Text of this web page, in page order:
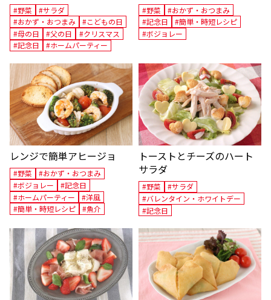
#野菜
#サラダ
#おかず・おつまみ
#こどもの日
#母の日
#父の日
#クリスマス
#記念日
#ホームパーティー
#野菜
#おかず・おつまみ
#記念日
#簡単・時短レシピ
#ボジョレー
レンジで簡単アヒージョ
#野菜
#おかず・おつまみ
#ボジョレー
#記念日
#ホームパーティー
#洋風
#簡単・時短レシピ
#魚介
トーストとチーズのハート
サラダ
#野菜
#サラダ
#バレンタイン・ホワイトデー
#記念日